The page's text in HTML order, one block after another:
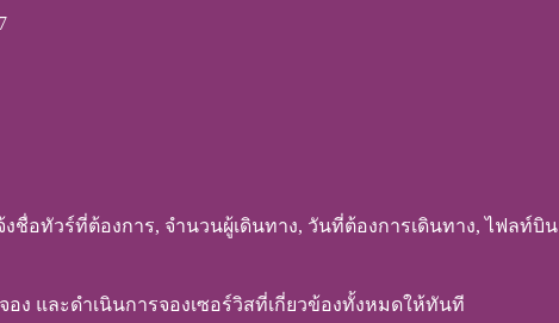
ชื่อทัวร์ที่ต้องการ, จำนวนผู้เดินทาง, วันที่ต้องการเดินทาง, ไฟลท์บิน
อง และดำเนินการจองเซอร์วิสที่เกี่ยวข้องทั้งหมดให้ทันที